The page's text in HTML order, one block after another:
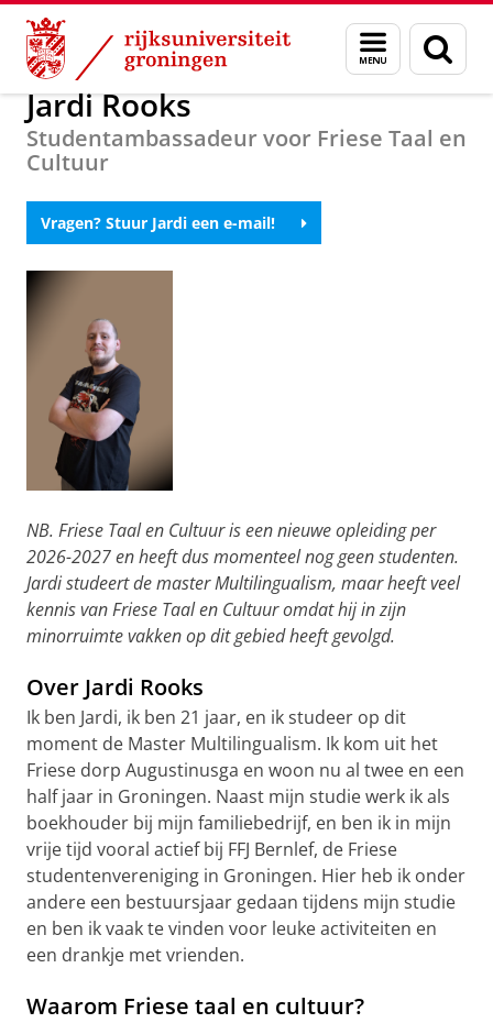
Skip
Content
Skip
Navigation
Menu
en
zoeken
Over ons Voorlichting
Jardi Rooks
Studentambassadeur voor Friese Taal en
Cultuur
Vragen? Stuur Jardi een e-mail!
NB. Friese Taal en Cultuur is een nieuwe opleiding per
2026-2027 en heeft dus momenteel nog geen studenten.
Jardi studeert de master Multilingualism, maar heeft veel
kennis van Friese Taal en Cultuur omdat hij in zijn
minorruimte vakken op dit gebied heeft gevolgd.
Over Jardi Rooks
Ik ben Jardi, ik ben 21 jaar, en ik studeer op dit
moment de Master Multilingualism. Ik kom uit het
Friese dorp Augustinusga en woon nu al twee en een
half jaar in Groningen. Naast mijn studie werk ik als
boekhouder bij mijn familiebedrijf, en ben ik in mijn
vrije tijd vooral actief bij FFJ Bernlef, de Friese
studentenvereniging in Groningen. Hier heb ik onder
andere een bestuursjaar gedaan tijdens mijn studie
en ben ik vaak te vinden voor leuke activiteiten en
een drankje met vrienden.
Waarom Friese taal en cultuur?